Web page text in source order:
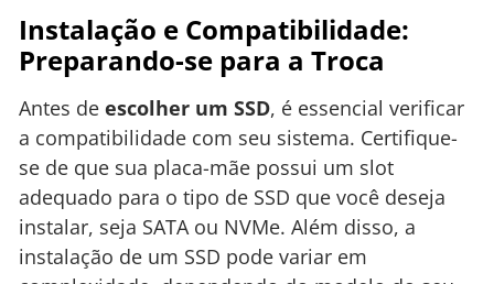
Instalação e Compatibilidade:
Preparando-se para a Troca
Antes de escolher um SSD, é essencial verificar
a compatibilidade com seu sistema. Certifique-
se de que sua placa-mãe possui um slot
adequado para o tipo de SSD que você deseja
instalar, seja SATA ou NVMe. Além disso, a
instalação de um SSD pode variar em